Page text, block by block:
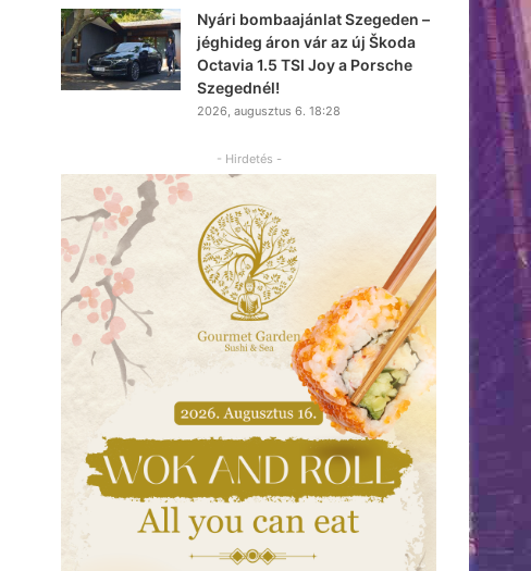
Nyári bombaajánlat Szegeden –
jéghideg áron vár az új Škoda
Octavia 1.5 TSI Joy a Porsche
Szegednél!
2026, augusztus 6. 18:28
- Hirdetés -